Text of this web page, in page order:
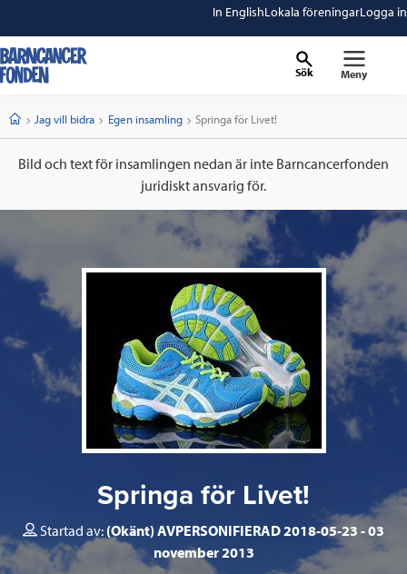
In EnglishLokala föreningarLogga in
Sök Meny
StartJag vill bidra Egen insamling Current:
Springa för Livet!
Bild och text för insamlingen nedan är inte Barncancerfonden
juridiskt ansvarig för.
Springa för Livet!
Startad av: (Okänt) AVPERSONIFIERAD 2018-05-23 03
november 2013